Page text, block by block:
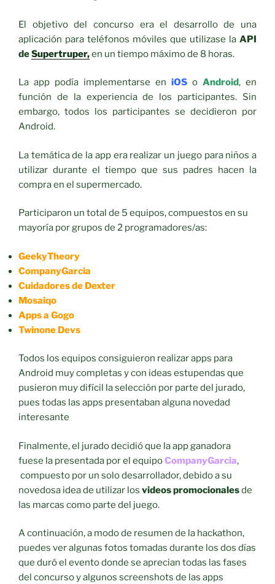
El objetivo del concurso era el desarrollo de una
aplicación para teléfonos móviles que utilizase la API
deSupertruper,en un tiempo máximo de 8 horas.
La app podía implementarse en iOS o Android, en
función de la experiencia de los participantes. Sin
embargo, todos los participantes se decidieron por
Android.
La temática de la app era realizar un juego para niños a
utilizar durante el tiempo que sus padres hacen la
compra en el supermercado.
Participaron un total de 5 equipos, compuestos en su
mayoría por grupos de 2 programadores/as:
GeekyTheory
CompanyGarcia
Cuidadores de Dexter
Mosaiqo
Apps a Gogo
Twinone Devs
Todos los equipos consiguieron realizar apps para
Android muy completas y con ideas estupendas que
pusieron muy difícil la selección por parte del jurado,
pues todas las apps presentaban alguna novedad
interesante
Finalmente, el jurado decidió que la app ganadora
fuese la presentada por el equipoCompanyGarcia,
compuesto por un solo desarrollador, debido a su
novedosa idea de utilizar los videos promocionalesde
las marcas como parte del juego.
A continuación, a modo de resumen de la hackathon,
puedes ver algunas fotos tomadas durante los dos días
que duró el evento donde se aprecian todas las fases
del concurso y algunos screenshots de las apps